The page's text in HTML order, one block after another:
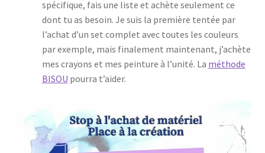
spécifique, fais une liste et achète seulement ce
dont tu as besoin. Je suis la première tentée par
l’achat d’un set complet avec toutes les couleurs
par exemple, mais finalement maintenant, j’achète
mes crayons et mes peinture à l’unité. La méthode
BISOU pourra t’aider.